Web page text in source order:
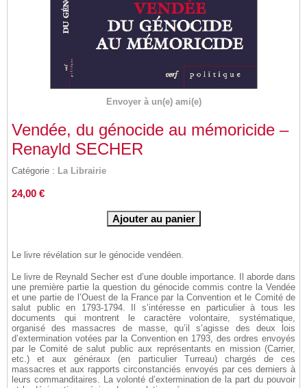
Envoyer à un(e) ami(e)
Vendée, du génocide au mémoricide –
Renayld SECHER
Catégorie : La Librairie
24,00 €
Le livre révélation sur le génocide vendéen.
Le livre de Reynald Secher est d’une double importance. Il aborde dans
une première partie la question du génocide commis contre la Vendée
et une partie de l’Ouest de la France par la Convention et le Comité de
salut public en 1793-1794. Il s’intéresse en particulier à tous les
documents qui montrent le caractère volontaire, systématique,
organisé des massacres de masse, qu’il s’agisse des deux lois
d’extermination votées par la Convention en 1793, des ordres envoyés
par le Comité de salut public aux représentants en mission (Carrier,
etc.) et aux généraux (en particulier Turreau) chargés de ces
massacres et aux rapports circonstanciés envoyés par ces derniers à
leurs commanditaires. La volonté d’extermination de la part du pouvoir